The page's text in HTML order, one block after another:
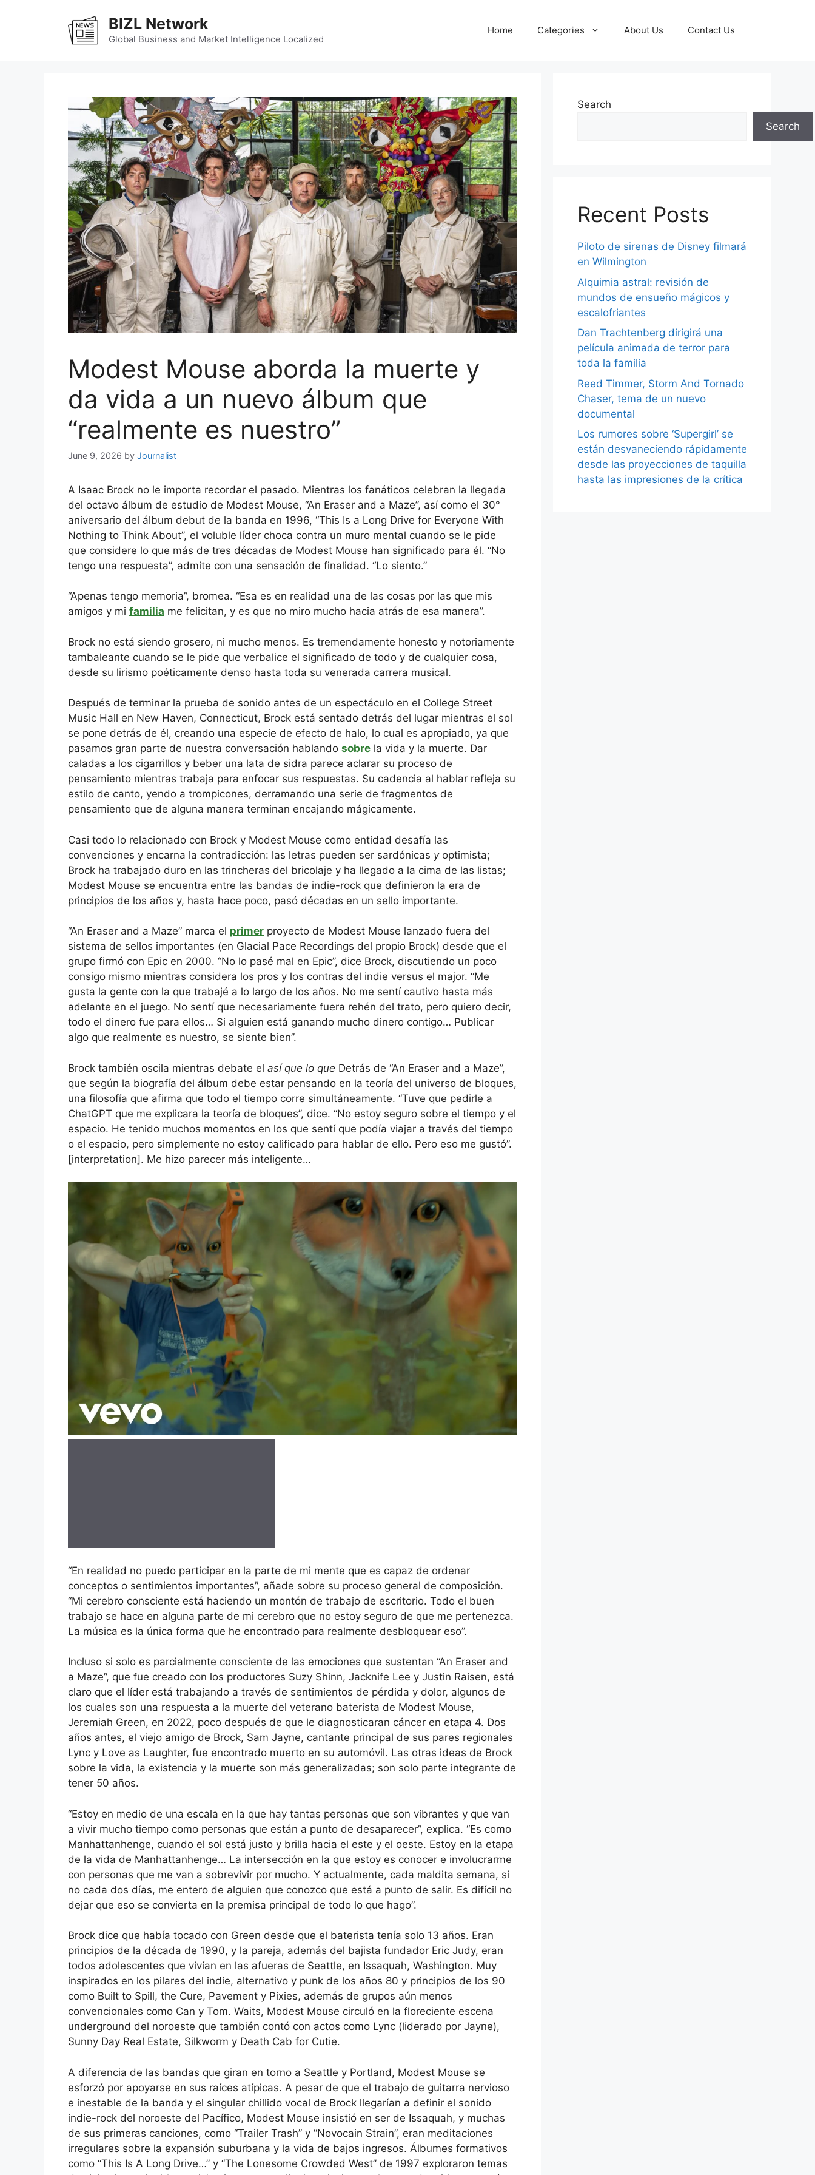
BIZL Network
Global Business and Market Intelligence Localized
Home Categories About Us Contact Us
Modest Mouse aborda la muerte y
da vida a un nuevo álbum que
“realmente es nuestro”
June 9, 2026 by Journalist
A Isaac Brock no le importa recordar el pasado. Mientras los fanáticos celebran la llegada
del octavo álbum de estudio de Modest Mouse, “An Eraser and a Maze”, así como el 30°
aniversario del álbum debut de la banda en 1996, “This Is a Long Drive for Everyone With
Nothing to Think About”, el voluble líder choca contra un muro mental cuando se le pide
que considere lo que más de tres décadas de Modest Mouse han significado para él. “No
tengo una respuesta”, admite con una sensación de finalidad. “Lo siento.”
“Apenas tengo memoria”, bromea. “Esa es en realidad una de las cosas por las que mis
amigos y mi familia me felicitan, y es que no miro mucho hacia atrás de esa manera”.
Brock no está siendo grosero, ni mucho menos. Es tremendamente honesto y notoriamente
tambaleante cuando se le pide que verbalice el significado de todo y de cualquier cosa,
desde su lirismo poéticamente denso hasta toda su venerada carrera musical.
Después de terminar la prueba de sonido antes de un espectáculo en el College Street
Music Hall en New Haven, Connecticut, Brock está sentado detrás del lugar mientras el sol
se pone detrás de él, creando una especie de efecto de halo, lo cual es apropiado, ya que
pasamos gran parte de nuestra conversación hablando sobre la vida y la muerte. Dar
caladas a los cigarrillos y beber una lata de sidra parece aclarar su proceso de
pensamiento mientras trabaja para enfocar sus respuestas. Su cadencia al hablar refleja su
estilo de canto, yendo a trompicones, derramando una serie de fragmentos de
pensamiento que de alguna manera terminan encajando mágicamente.
Casi todo lo relacionado con Brock y Modest Mouse como entidad desafía las
convenciones y encarna la contradicción: las letras pueden ser sardónicas yoptimista;
Brock ha trabajado duro en las trincheras del bricolaje y ha llegado a la cima de las listas;
Modest Mouse se encuentra entre las bandas de indie-rock que definieron la era de
principios de los años y, hasta hace poco, pasó décadas en un sello importante.
“An Eraser and a Maze” marca el primer proyecto de Modest Mouse lanzado fuera del
sistema de sellos importantes (en Glacial Pace Recordings del propio Brock) desde que el
grupo firmó con Epic en 2000. “No lo pasé mal en Epic”, dice Brock, discutiendo un poco
consigo mismo mientras considera los pros y los contras del indie versus el major. “Me
gusta la gente con la que trabajé a lo largo de los años. No me sentí cautivo hasta más
adelante en el juego. No sentí que necesariamente fuera rehén del trato, pero quiero decir,
todo el dinero fue para ellos… Si alguien está ganando mucho dinero contigo… Publicar
algo que realmente es nuestro, se siente bien”.
Brock también oscila mientras debate el así que lo que Detrás de “An Eraser and a Maze”,
que según la biografía del álbum debe estar pensando en la teoría del universo de bloques,
una filosofía que afirma que todo el tiempo corre simultáneamente. “Tuve que pedirle a
ChatGPT que me explicara la teoría de bloques”, dice. “No estoy seguro sobre el tiempo y el
espacio. He tenido muchos momentos en los que sentí que podía viajar a través del tiempo
o el espacio, pero simplemente no estoy calificado para hablar de ello. Pero eso me gustó”.
[interpretation]. Me hizo parecer más inteligente…
“En realidad no puedo participar en la parte de mi mente que es capaz de ordenar
conceptos o sentimientos importantes”, añade sobre su proceso general de composición.
“Mi cerebro consciente está haciendo un montón de trabajo de escritorio. Todo el buen
trabajo se hace en alguna parte de mi cerebro que no estoy seguro de que me pertenezca.
La música es la única forma que he encontrado para realmente desbloquear eso”.
Incluso si solo es parcialmente consciente de las emociones que sustentan “An Eraser and
a Maze”, que fue creado con los productores Suzy Shinn, Jacknife Lee y Justin Raisen, está
claro que el líder está trabajando a través de sentimientos de pérdida y dolor, algunos de
los cuales son una respuesta a la muerte del veterano baterista de Modest Mouse,
Jeremiah Green, en 2022, poco después de que le diagnosticaran cáncer en etapa 4. Dos
años antes, el viejo amigo de Brock, Sam Jayne, cantante principal de sus pares regionales
Lync y Love as Laughter, fue encontrado muerto en su automóvil. Las otras ideas de Brock
sobre la vida, la existencia y la muerte son más generalizadas; son solo parte integrante de
tener 50 años.
“Estoy en medio de una escala en la que hay tantas personas que son vibrantes y que van
a vivir mucho tiempo como personas que están a punto de desaparecer”, explica. “Es como
Manhattanhenge, cuando el sol está justo y brilla hacia el este y el oeste. Estoy en la etapa
de la vida de Manhattanhenge… La intersección en la que estoy es conocer e involucrarme
con personas que me van a sobrevivir por mucho. Y actualmente, cada maldita semana, si
no cada dos días, me entero de alguien que conozco que está a punto de salir. Es difícil no
dejar que eso se convierta en la premisa principal de todo lo que hago”.
Brock dice que había tocado con Green desde que el baterista tenía solo 13 años. Eran
principios de la década de 1990, y la pareja, además del bajista fundador Eric Judy, eran
todos adolescentes que vivían en las afueras de Seattle, en Issaquah, Washington. Muy
inspirados en los pilares del indie, alternativo y punk de los años 80 y principios de los 90
como Built to Spill, the Cure, Pavement y Pixies, además de grupos aún menos
convencionales como Can y Tom. Waits, Modest Mouse circuló en la floreciente escena
underground del noroeste que también contó con actos como Lync (liderado por Jayne),
Sunny Day Real Estate, Silkworm y Death Cab for Cutie.
A diferencia de las bandas que giran en torno a Seattle y Portland, Modest Mouse se
esforzó por apoyarse en sus raíces atípicas. A pesar de que el trabajo de guitarra nervioso
e inestable de la banda y el singular chillido vocal de Brock llegarían a definir el sonido
indie-rock del noroeste del Pacífico, Modest Mouse insistió en ser de Issaquah, y muchas
de sus primeras canciones, como “Trailer Trash” y “Novocain Strain”, eran meditaciones
irregulares sobre la expansión suburbana y la vida de bajos ingresos. Álbumes formativos
como “This Is A Long Drive…” y “The Lonesome Crowded West” de 1997 exploraron temas
Search
Search
Recent Posts
Piloto de sirenas de Disney filmará
en Wilmington
Alquimia astral: revisión de
mundos de ensueño mágicos y
escalofriantes
Dan Trachtenberg dirigirá una
película animada de terror para
toda la familia
Reed Timmer, Storm And Tornado
Chaser, tema de un nuevo
documental
Los rumores sobre ‘Supergirl’ se
están desvaneciendo rápidamente
desde las proyecciones de taquilla
hasta las impresiones de la crítica